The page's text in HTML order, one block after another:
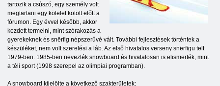
tartozik a csúszó, egy személy volt
megtartani egy kötelet kötött előtt a
fórumon. Egy évvel később, akkor
kezdett termelni, mint szórakozás a
gyerekeknek és snёrfig népszerűvé vált. További fejlesztések történtek a
készüléket, nem volt szerelési a láb. Az első hivatalos verseny snёrfigu telt
1979-ben. 1985-ben nevezték snowboard és hivatalosan is elismerték, mint
a téli sport (1998 szerepel az olimpiai programban).
A snowboard kijelölte a következő szakterületek: